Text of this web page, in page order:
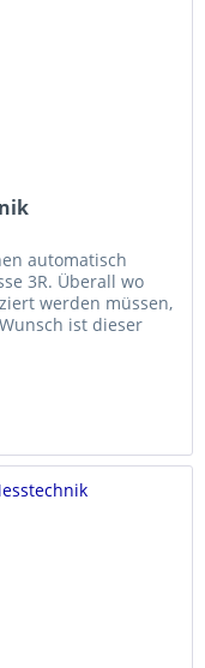
automatisch
3R. Überall wo
werden müssen,
ist dieser